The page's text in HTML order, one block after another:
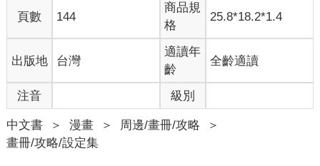
頁數 144
商品規
格
25.8*18.2*1.4
出版地 台灣
適讀年
齡
全齡適讀
注音 級別
中文書 ＞ 漫畫 ＞ 周邊/畫冊/攻略
＞
畫冊/攻略/設定集